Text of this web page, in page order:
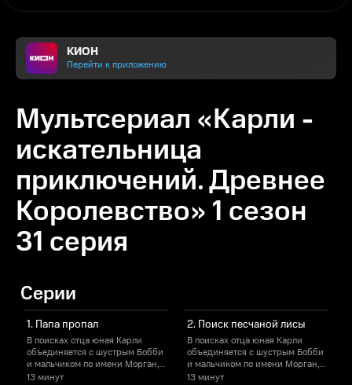
КИОН
Перейти к приложению
Мультсериал «Карли -
искательница
приключений. Древнее
Королевство» 1 сезон
31 серия
Серии
1. Папа пропал
В поисках отца юная Карли
объединяется с шустрым Бобби
и мальчиком по имени Морган,
который случайно
13 минут
2. Поиск песчаной лисы
В поисках отца юная Карли
объединяется с шустрым Бобби
и мальчиком по имени Морган,
который случайно
13 минут